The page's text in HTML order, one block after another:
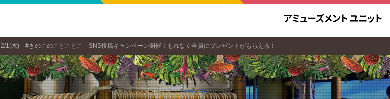
2/1(木)「#きのこのこどこどこ」SNS投稿キャンペーン開催！もれなく全員にプレゼントがもらえる！